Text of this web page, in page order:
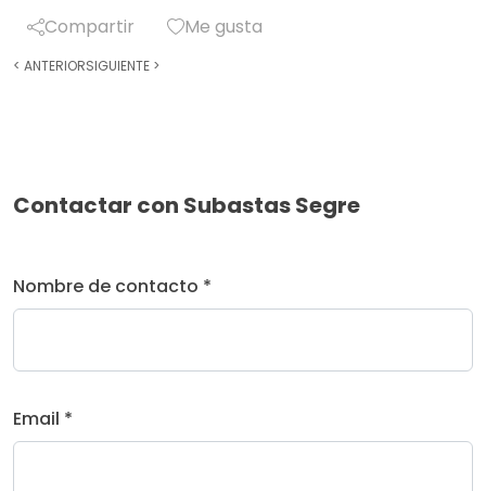
Compartir Me gusta
< ANTERIORSIGUIENTE >
Contactar con Subastas Segre
Nombre de contacto *
Email *